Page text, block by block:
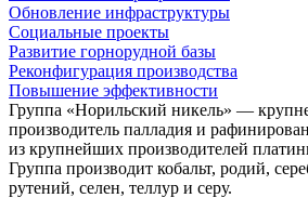
Обновление инфраструктуры
Социальные проекты
Развитие горнорудной базы
Реконфигурация производства
Повышение эффективности
Группа «Норильский никель» —
производитель палладия и
из крупнейших производителей
Группа производит кобальт, родий,
рутений, селен, теллур и серу.